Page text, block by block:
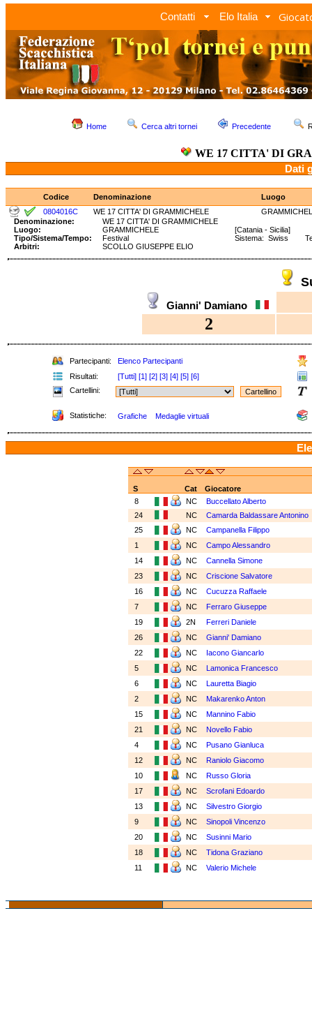
Contatti Elo Italia
Home Cerca altri tornei Precedente
WE 17 CITTA' DI
Dati
Codice Denominazione
Luogo
0804016C
WE 17 CITTA' DI GRAMMICHELE
Denominazione:
WE 17 CITTA' DI GRAMMICHELE
Luogo:
GRAMMICHELE
[Catania - Sicilia]
Tipo/Sistema/Tempo:
Festival
Sistema: Swiss
Arbitri:
SCOLLO GIUSEPPE ELIO
Gianni' Damiano
2
Partecipanti:
Elenco Partecipanti
Risultati:
[Tutti] [1] [2] [3] [4] [5] [6]
Cartellini:
Statistiche: Grafiche Medaglie virtuali
S Cat
Giocatore
8
NC
Buccellato Alberto
24
NC
Camarda Baldassare Antonino
25
NC
Campanella Filippo
1
NC
Campo Alessandro
14
NC
Cannella Simone
23
NC
Criscione Salvatore
16
NC
Cucuzza Raffaele
7
NC
Ferraro Giuseppe
19
2N
Ferreri Daniele
26
NC
Gianni' Damiano
22
NC
Iacono Giancarlo
5
NC
Lamonica Francesco
6
NC
Lauretta Biagio
2
NC
Makarenko Anton
15
NC
Mannino Fabio
21
NC
Novello Fabio
4
NC
Pusano Gianluca
12
NC
Raniolo Giacomo
10
NC
Russo Gloria
17
NC
Scrofani Edoardo
13
NC
Silvestro Giorgio
9
NC
Sinopoli Vincenzo
20
NC
Susinni Mario
18
NC
Tidona Graziano
11
NC Valerio Michele